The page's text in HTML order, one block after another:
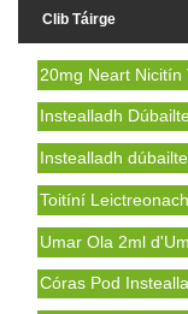
Clib Táirge
20mg Neart Nicitín
Instealladh
Instealladh
Toitíní
Umar Ola 2ml
Córas Pod